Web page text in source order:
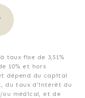
taux fixe de 3,51%
10% et hors
dépend du capital
du taux d'intérêt du
médical, et de